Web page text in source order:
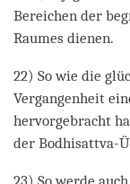
Bereichen der
Raumes dienen.
22) So wie die
Vergangenheit
hervorgebracht
der Bodhisattva-